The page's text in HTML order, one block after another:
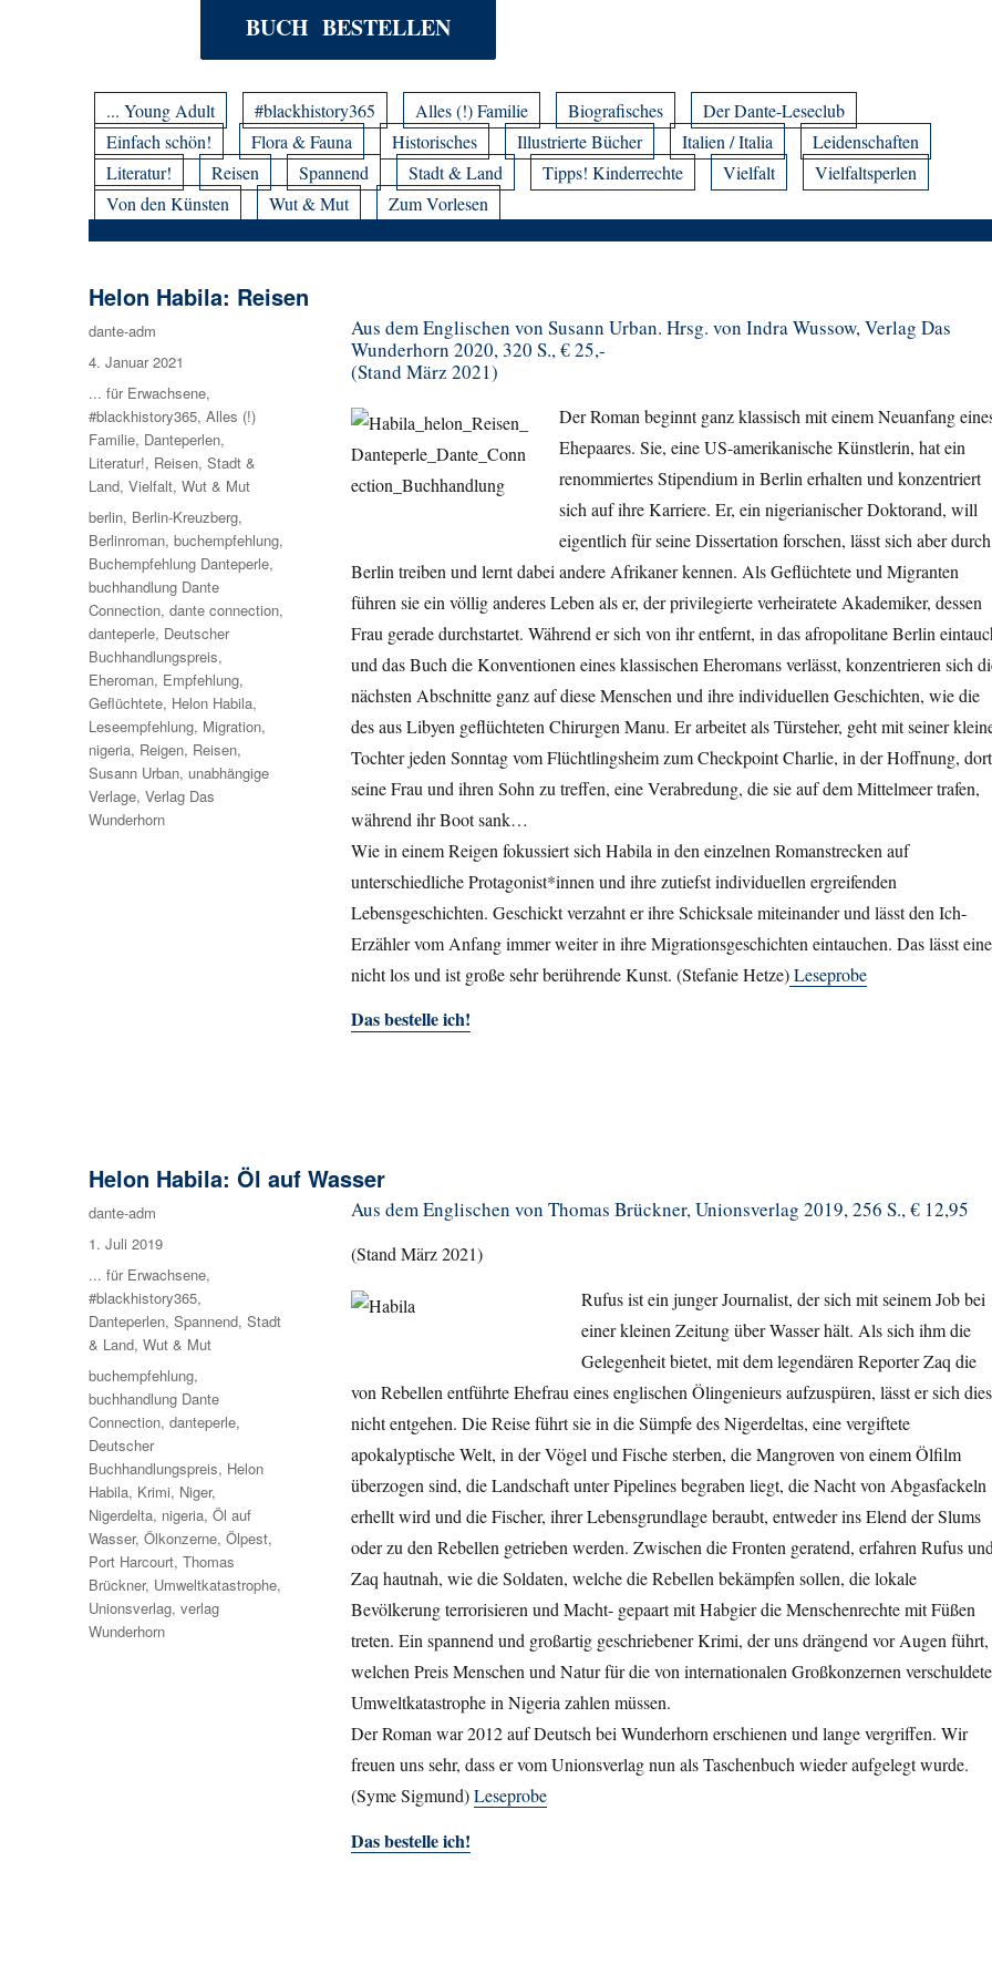
BUCH BESTELLEN
... Young Adult #blackhistory365 Alles (!) Familie Biografisches
Der Dante-Leseclub
Einfach schön!
Flora & Fauna Historisches Illustrierte Bücher Italien / Italia
Leidenschaften
Literatur!
Reisen Spannend Stadt & Land Tipps! Kinderrechte Vielfalt
Vielfaltsperlen
Von den Künsten
Wut & Mut Zum Vorlesen
Helon Habila: Reisen
Aus dem Englischen von Susann Urban. Hrsg. von Indra Wussow, Verlag Das
Wunderhorn 2020, 320 S., € 25,-
(Stand März 2021)
Der Roman beginnt ganz klassisch mit einem Neuanfang
Ehepaares. Sie, eine US-amerikanische Künstlerin, hat ein
renommiertes Stipendium in Berlin erhalten und konzentriert
sich auf ihre Karriere. Er, ein nigerianischer Doktorand, will
eigentlich für seine Dissertation forschen, lässt sich aber durch
Berlin treiben und lernt dabei andere Afrikaner kennen. Als Geflüchtete und Migranten
führen sie ein völlig anderes Leben als er, der privilegierte verheiratete Akademiker, dessen
Frau gerade durchstartet. Während er sich von ihr entfernt, in das afropolitane Berlin
und das Buch die Konventionen eines klassischen Eheromans verlässt, konzentrieren sich
nächsten Abschnitte ganz auf diese Menschen und ihre individuellen Geschichten, wie die
des aus Libyen geflüchteten Chirurgen Manu. Er arbeitet als Türsteher, geht mit seiner
Tochter jeden Sonntag vom Flüchtlingsheim zum Checkpoint Charlie, in der Hoffnung, dort
seine Frau und ihren Sohn zu treffen, eine Verabredung, die sie auf dem Mittelmeer trafen,
während ihr Boot sank…
Wie in einem Reigen fokussiert sich Habila in den einzelnen Romanstrecken auf
unterschiedliche Protagonist*innen und ihre zutiefst individuellen ergreifenden
Lebensgeschichten. Geschickt verzahnt er ihre Schicksale miteinander und lässt den Ich-
Erzähler vom Anfang immer weiter in ihre Migrationsgeschichten eintauchen. Das lässt
nicht los und ist große sehr berührende Kunst. (Stefanie Hetze)Leseprobe
Das bestelle ich!
Autor
dante-adm
Veröffentlicht
am
4. Januar 2021
Kategorien
... für Erwachsene,
#blackhistory365,Alles (!)
Familie, Danteperlen,
Literatur!, Reisen,Stadt &
Land,Vielfalt,Wut & Mut
Schlagwörter
berlin, Berlin-Kreuzberg,
Berlinroman,buchempfehlung,
Buchempfehlung Danteperle,
buchhandlung Dante
Connection,dante connection,
danteperle, Deutscher
Buchhandlungspreis,
Eheroman, Empfehlung,
Geflüchtete, Helon Habila,
Leseempfehlung, Migration,
nigeria, Reigen, Reisen,
Susann Urban, unabhängige
Verlage,Verlag Das
Wunderhorn
Helon Habila: Öl auf Wasser
Aus dem Englischen von Thomas Brückner, Unionsverlag 2019, 256 S., € 12,95
(Stand März 2021)
Rufus ist ein junger Journalist, der sich mit seinem Job bei
einer kleinen Zeitung über Wasser hält. Als sich ihm die
Gelegenheit bietet, mit dem legendären Reporter Zaq die
von Rebellen entführte Ehefrau eines englischen Ölingenieurs aufzuspüren, lässt er sich
nicht entgehen. Die Reise führt sie in die Sümpfe des Nigerdeltas, eine vergiftete
apokalyptische Welt, in der Vögel und Fische sterben, die Mangroven von einem Ölfilm
überzogen sind, die Landschaft unter Pipelines begraben liegt, die Nacht von Abgasfackeln
erhellt wird und die Fischer, ihrer Lebensgrundlage beraubt, entweder ins Elend der Slums
oder zu den Rebellen getrieben werden. Zwischen die Fronten geratend, erfahren Rufus
Zaq hautnah, wie die Soldaten, welche die Rebellen bekämpfen sollen, die lokale
Bevölkerung terrorisieren und Macht- gepaart mit Habgier die Menschenrechte mit Füßen
treten. Ein spannend und großartig geschriebener Krimi, der uns drängend vor Augen führt,
welchen Preis Menschen und Natur für die von internationalen Großkonzernen verschuldete
Umweltkatastrophe in Nigeria zahlen müssen.
Der Roman war 2012 auf Deutsch bei Wunderhorn erschienen und lange vergriffen. Wir
freuen uns sehr, dass er vom Unionsverlag nun als Taschenbuch wieder aufgelegt wurde.
(Syme Sigmund)Leseprobe
Das bestelle ich!
Autor
dante-adm
Veröffentlicht
am
1. Juli 2019
Kategorien
... für Erwachsene,
#blackhistory365,
Danteperlen,Spannend,Stadt
& Land,Wut & Mut
Schlagwörter
buchempfehlung,
buchhandlung Dante
Connection,danteperle,
Deutscher
Buchhandlungspreis, Helon
Habila, Krimi, Niger,
Nigerdelta, nigeria,Öl auf
Wasser,Ölkonzerne,Ölpest,
Port Harcourt,Thomas
Brückner, Umweltkatastrophe,
Unionsverlag,verlag
Wunderhorn